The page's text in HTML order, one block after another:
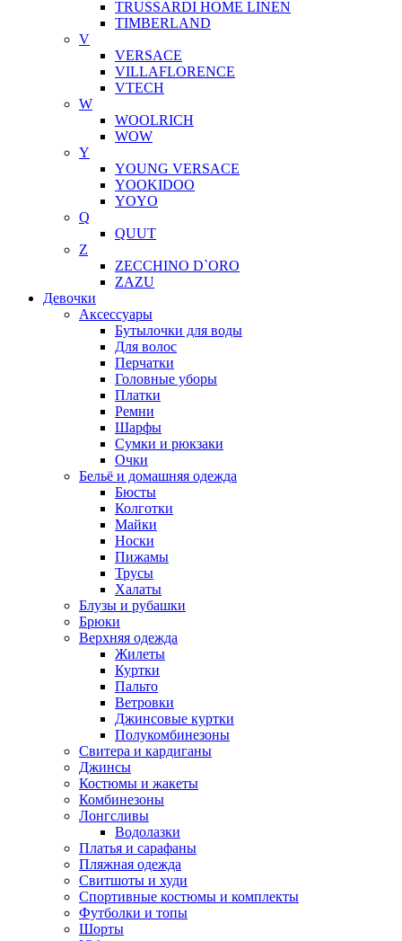
TRUSSARDI HOME LINEN
TIMBERLAND
V
VERSACE
VILLAFLORENCE
VTECH
W
WOOLRICH
WOW
Y
YOUNG VERSACE
YOOKIDOO
YOYO
Q
QUUT
Z
ZECCHINO D`ORO
ZAZU
Девочки
Аксессуары
Бутылочки для воды
Для волос
Перчатки
Головные уборы
Платки
Ремни
Шарфы
Сумки и рюкзаки
Очки
Бельё и домашняя одежда
Бюсты
Колготки
Майки
Носки
Пижамы
Трусы
Халаты
Блузы и рубашки
Брюки
Верхняя одежда
Жилеты
Куртки
Пальто
Ветровки
Джинсовые куртки
Полукомбинезоны
Свитера и кардиганы
Джинсы
Костюмы и жакеты
Комбинезоны
Лонгсливы
Водолазки
Платья и сарафаны
Пляжная одежда
Свитшоты и худи
Спортивные костюмы и комплекты
Футболки и топы
Шорты